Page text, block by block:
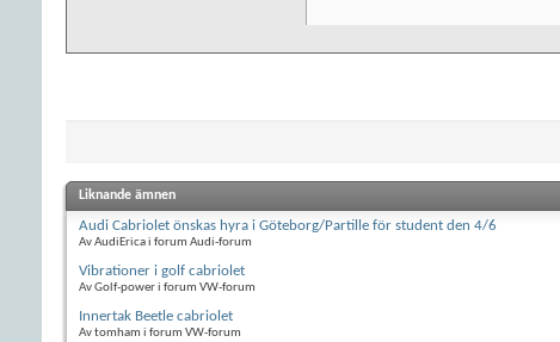
Liknande ämnen
Audi Cabriolet önskas hyra i Göteborg/Partille för student den 4/6
Av AudiErica i forum Audi-forum
Vibrationer i golf cabriolet
Av Golf-power i forum VW-forum
Innertak Beetle cabriolet
Av tomham i forum VW-forum